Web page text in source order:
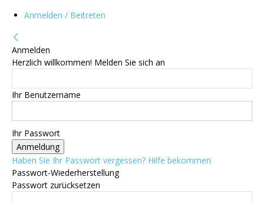
Anmelden / Beitreten
Anmelden
Herzlich willkommen! Melden Sie sich an
Ihr Benutzername
Ihr Passwort
Haben Sie Ihr Passwort vergessen? Hilfe bekommen
Passwort-Wiederherstellung
Passwort zurücksetzen